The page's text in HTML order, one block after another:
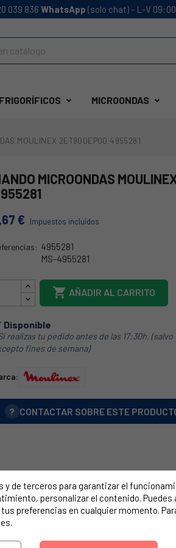
039 836 WhatsApp (solo chat) - L-V
FRIGORÍFICOS MICROONDAS
MOULINEX 2ET900EP00 4955281
MICROONDAS
€ Impuestos incluidos
4955281
MS-4955281
 AÑADIR AL CARRITO
Disponible
realizas tu pedido antes de las 17:30h.
fines de semana)
? CONTACTAR SOBRE ESTE
y de terceros para garantizar el
personalizar el contenido.
preferencias en cualquier momento.